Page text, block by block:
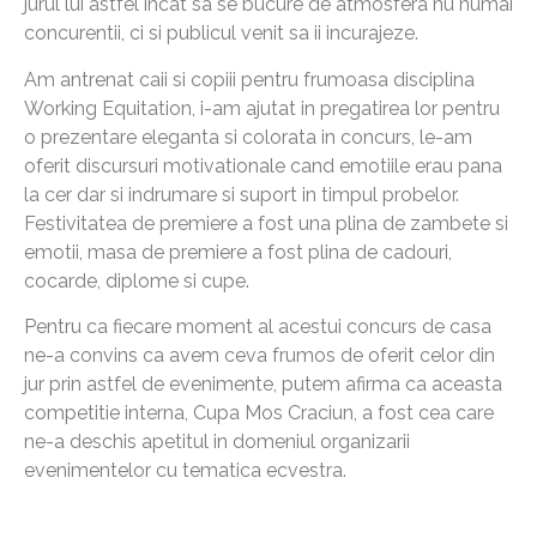
jurul lui astfel incat sa se bucure de atmosfera nu numai
concurentii, ci si publicul venit sa ii incurajeze.
Am antrenat caii si copiii pentru frumoasa disciplina
Working Equitation, i-am ajutat in pregatirea lor pentru
o prezentare eleganta si colorata in concurs, le-am
oferit discursuri motivationale cand emotiile erau pana
la cer dar si indrumare si suport in timpul probelor.
Festivitatea de premiere a fost una plina de zambete si
emotii, masa de premiere a fost plina de cadouri,
cocarde, diplome si cupe.
Pentru ca fiecare moment al acestui concurs de casa
ne-a convins ca avem ceva frumos de oferit celor din
jur prin astfel de evenimente, putem afirma ca aceasta
competitie interna, Cupa Mos Craciun, a fost cea care
ne-a deschis apetitul in domeniul organizarii
evenimentelor cu tematica ecvestra.